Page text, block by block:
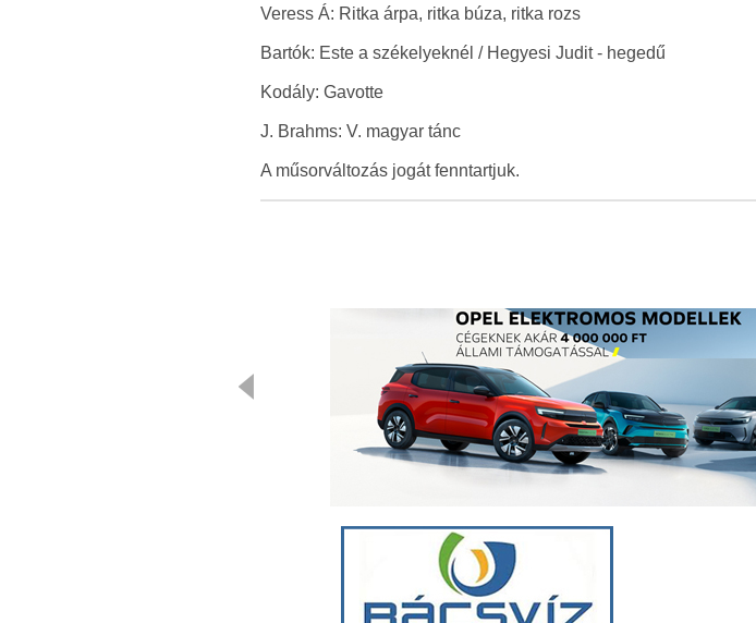
Veress Á: Ritka árpa, ritka búza, ritka rozs
Bartók: Este a székelyeknél / Hegyesi Judit - hegedű
Kodály: Gavotte
J. Brahms: V. magyar tánc
A műsorváltozás jogát fenntartjuk.